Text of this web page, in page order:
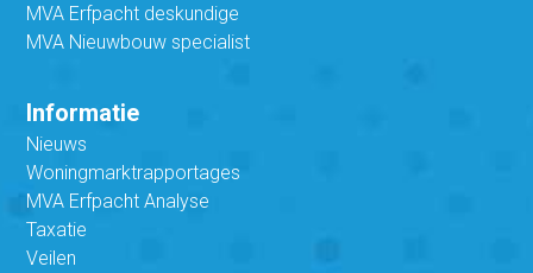
MVA Erfpacht deskundige
MVA Nieuwbouw specialist
Informatie
Nieuws
Woningmarktrapportages
MVA Erfpacht Analyse
Taxatie
Veilen